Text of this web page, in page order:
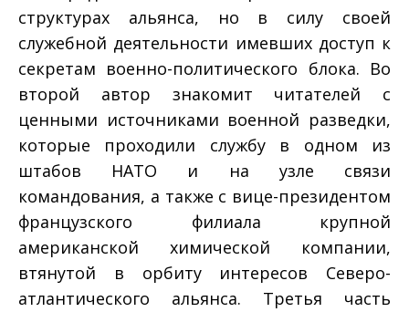
структурах альянса, но в силу своей
служебной деятель­ности имевших доступ к
секретам военно-политического бло­ка. Во
второй автор знакомит читателей с
ценными источника­ми военной разведки,
которые проходили службу в одном из
штабов НАТО и на узле связи
командования, а также с вице-президентом
французского филиала крупной
американской химической компании,
втянутой в орбиту интересов Северо­
атлантического альянса. Третья часть